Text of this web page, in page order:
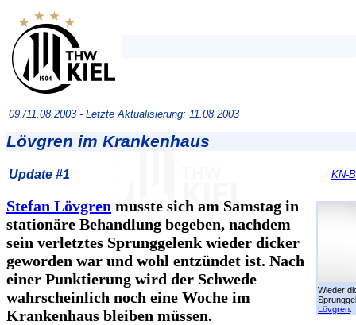
09./11.08.2003 - Letzte Aktualisierung: 11.08.2003
Lövgren im Krankenhaus
Update #1 KN-
Wieder
Lövgren
Stefan Lövgren musste sich am Samstag in
stationäre Behandlung begeben, nachdem
sein verletztes Sprunggelenk wieder dicker
geworden war und wohl entzündet ist. Nach
einer Punktierung wird der Schwede
wahrscheinlich noch eine Woche im
Krankenhaus bleiben müssen.